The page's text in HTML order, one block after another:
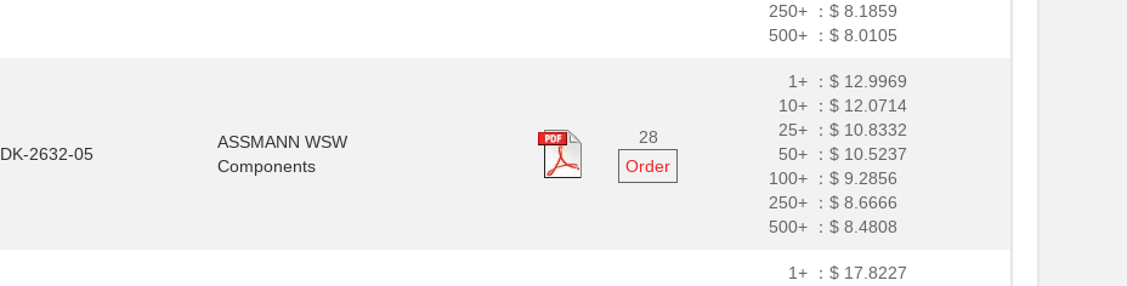
250+ ：$ 8.1859
500+ ：$ 8.0105
DK-2632-05
ASSMANN WSW
Components
28
Order
1+ ：$ 12.9969
10+ ：$ 12.0714
25+ ：$ 10.8332
50+ ：$ 10.5237
100+ ：$ 9.2856
250+ ：$ 8.6666
500+ ：$ 8.4808
1+ ：$ 17.8227